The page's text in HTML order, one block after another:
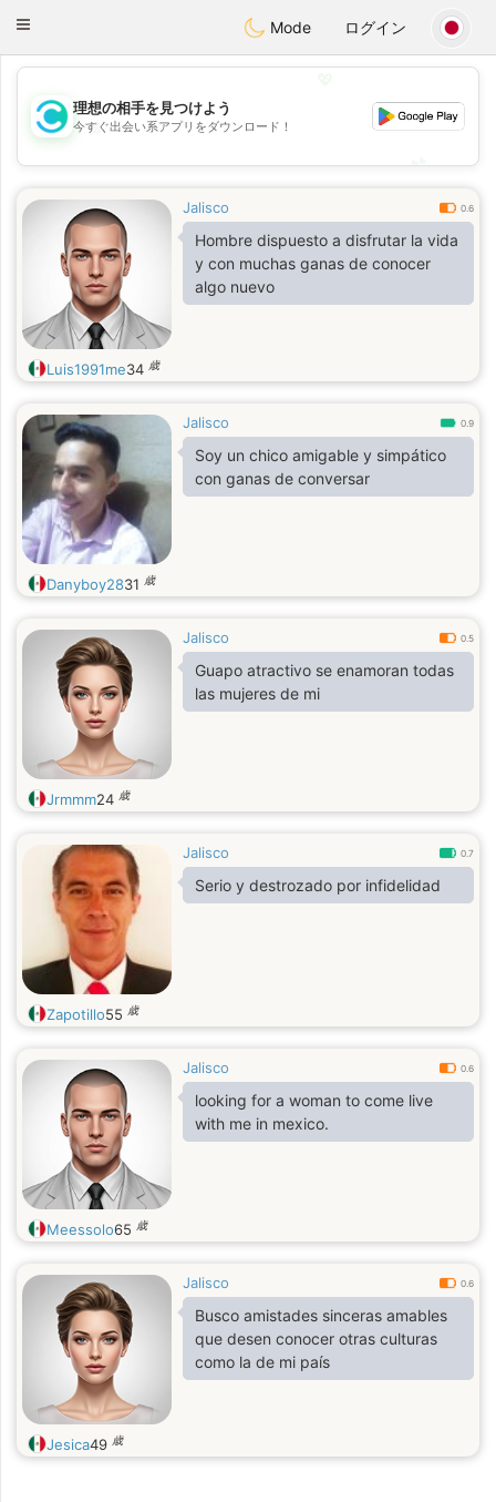
olombiaCitas
Toggle
Mode ログイン
💖
💕
理想の相手を見つけよう
今すぐ出会い系アプリをダウンロード！
Jalisco 0.6
Hombre dispuesto a disfrutar la vida
y con muchas ganas de conocer
algo nuevo
Luis1991me34 歳
Jalisco 0.9
Soy un chico amigable y simpático
con ganas de conversar
Danyboy2831 歳
Jalisco 0.5
Guapo atractivo se enamoran todas
las mujeres de mi
Jrmmm24 歳
Jalisco 0.7
Serio y destrozado por infidelidad
Zapotillo55 歳
Jalisco 0.6
looking for a woman to come live
with me in mexico.
Meessolo65 歳
Jalisco 0.6
Busco amistades sinceras amables
que desen conocer otras culturas
como la de mi país
Jesica49 歳